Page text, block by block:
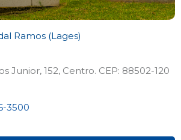
Ramos (Lages)
Junior, 152, Centro. CEP: 88502-120
3500